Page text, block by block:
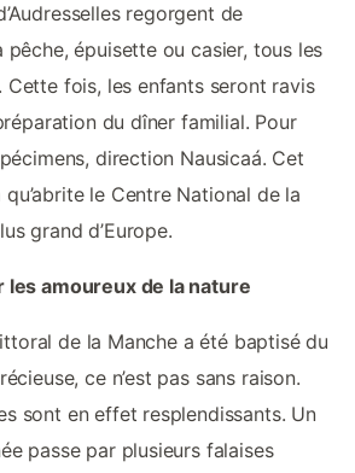
regorgent de
pêche, épuisette ou casier, tous les
Cette fois, les enfants seront ravis
du dîner familial. Pour
direction Nausicaá. Cet
le Centre National de la
grand d’Europe.
amoureux de la nature
de la Manche a été baptisé du
ce n’est pas sans raison.
sont en effet resplendissants. Un
passe par plusieurs falaises